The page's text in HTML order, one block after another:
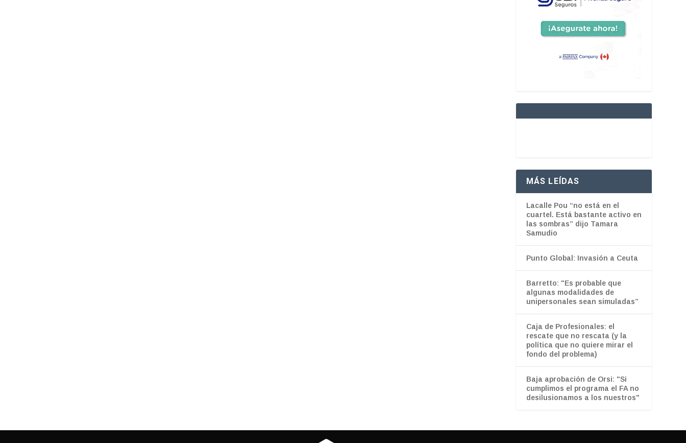
MÁS LEÍDAS
Lacalle Pou “no está en el
cuartel. Está bastante activo en
las sombras” dijo Tamara
Samudio
Punto Global: Invasión a Ceuta
Barretto: "Es probable que
algunas modalidades de
unipersonales sean simuladas”
Caja de Profesionales: el
rescate que no rescata (y la
política que no quiere mirar el
fondo del problema)
Baja aprobación de Orsi: "Si
cumplimos el programa el FA no
desilusionamos a los nuestros"